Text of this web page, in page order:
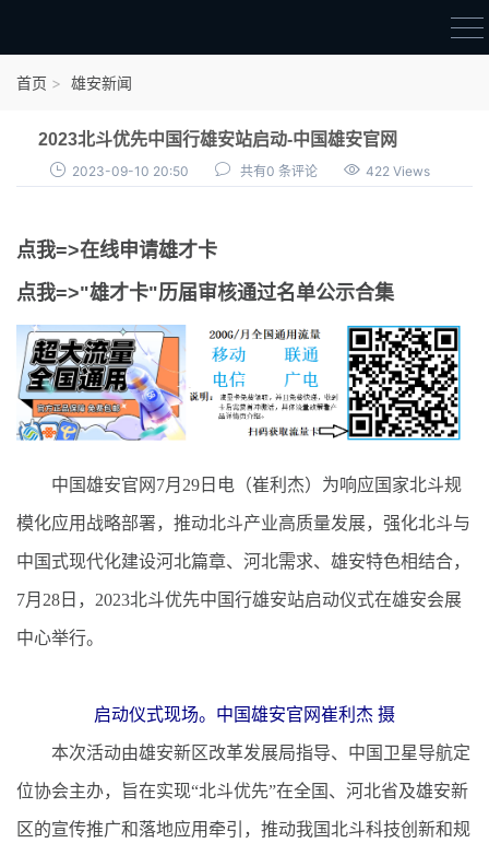
点我申领雄才卡
雄才卡资讯
雄安新闻
首页 雄安新闻
2023北斗优先中国行雄安站启动-中国雄安官网
2023-09-10 20:50 共有0 条评论 422 Views
点我=>在线申请雄才卡
点我=>"雄才卡"历届审核通过名单公示合集
中国雄安官网7月29日电（崔利杰）为响应国家北斗规
模化应用战略部署，推动北斗产业高质量发展，强化北斗与
中国式现代化建设河北篇章、河北需求、雄安特色相结合，
7月28日，2023北斗优先中国行雄安站启动仪式在雄安会展
中心举行。
启动仪式现场。中国雄安官网崔利杰 摄
本次活动由雄安新区改革发展局指导、中国卫星导航定
位协会主办，旨在实现“北斗优先”在全国、河北省及雄安新
区的宣传推广和落地应用牵引，推动我国北斗科技创新和规